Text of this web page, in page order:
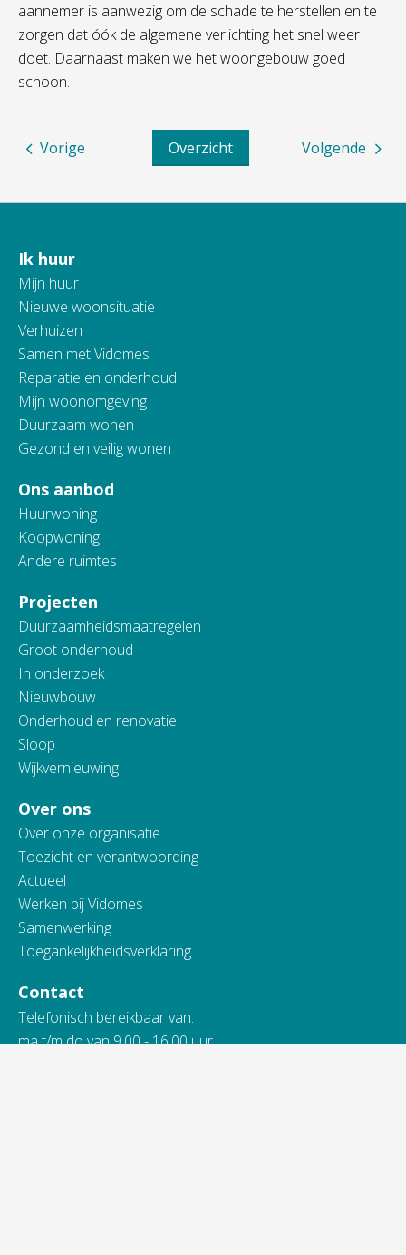
aannemer is aanwezig om de schade te herstellen en te
zorgen dat óók de algemene verlichting het snel weer
doet. Daarnaast maken we het woongebouw goed
schoon.
Volgende
Overzicht
Vorige
Contactinformatie
Ik huur
Mijn huur
Nieuwe woonsituatie
Verhuizen
Samen met Vidomes
Reparatie en onderhoud
Mijn woonomgeving
Duurzaam wonen
Gezond en veilig wonen
Ons aanbod
Huurwoning
Koopwoning
Andere ruimtes
Projecten
Duurzaamheidsmaatregelen
Groot onderhoud
In onderzoek
Nieuwbouw
Onderhoud en renovatie
Sloop
Wijkvernieuwing
Over ons
Over onze organisatie
Toezicht en verantwoording
Actueel
Werken bij Vidomes
Samenwerking
Toegankelijkheidsverklaring
Contact
Telefonisch bereikbaar van:
ma t/m do van 9.00 - 16.00 uur